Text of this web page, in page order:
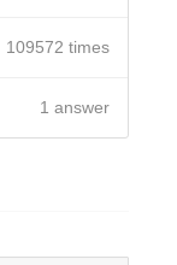
109572 times
1 answer